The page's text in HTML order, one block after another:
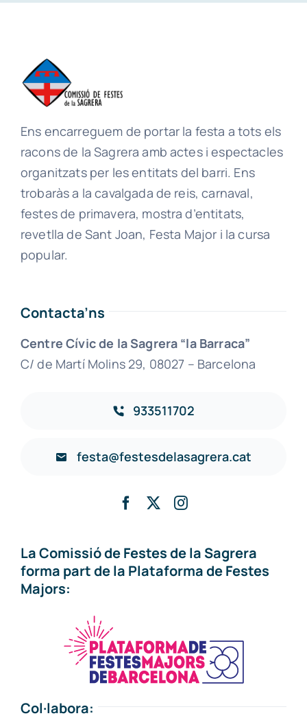
Ens encarreguem de portar la festa a tots els
racons de la Sagrera amb actes i espectacles
organitzats per les entitats del barri. Ens
trobaràs a la cavalgada de reis, carnaval,
festes de primavera, mostra d’entitats,
revetlla de Sant Joan, Festa Major i la cursa
popular.
Contacta’ns
Centre Cívic de la Sagrera “la Barraca”
C/ de Martí Molins 29, 08027 – Barcelona
933511702
festa@festesdelasagrera.cat
La Comissió de Festes de la Sagrera
forma part de la Plataforma de Festes
Majors:
Col·labora: